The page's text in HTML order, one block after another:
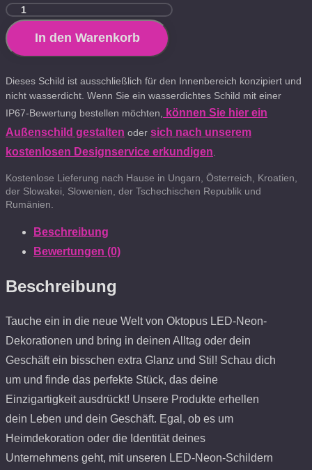
In den Warenkorb
Dieses Schild ist ausschließlich für den Innenbereich konzipiert und
nicht wasserdicht. Wenn Sie ein wasserdichtes Schild mit einer
IP67-Bewertung bestellen möchten,
können Sie hier ein
Außenschild gestalten oder sich nach unserem
kostenlosen Designservice erkundigen
Kostenlose Lieferung nach Hause in Ungarn, Österreich, Kroatien,
der Slowakei, Slowenien, der Tschechischen Republik und
Rumänien.
Beschreibung
Bewertungen (0)
Beschreibung
Tauche ein in die neue Welt von Oktopus LED-Neon-
Dekorationen und bring in deinen Alltag oder dein
Geschäft ein bisschen extra Glanz und Stil! Schau dich
um und finde das perfekte Stück, das deine
Einzigartigkeit ausdrückt! Unsere Produkte erhellen
dein Leben und dein Geschäft. Egal, ob es um
Heimdekoration oder die Identität deines
Unternehmens geht, mit unseren LED-Neon-Schildern